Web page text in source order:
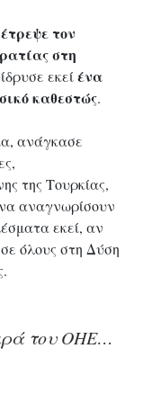
τον
στη
εκεί ένα
καθεστώς.
ανάγκασε
της Τουρκίας,
αναγνωρίσουν
εκεί, αν
όλους στη Δύση
του ΟΗΕ…